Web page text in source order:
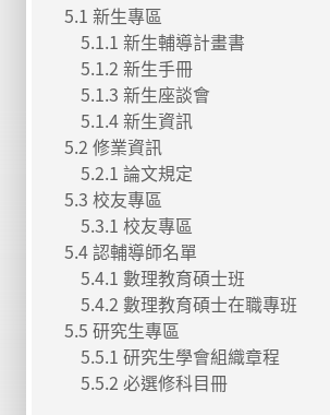
5.1 新生專區
5.1.1 新生輔導計畫書
5.1.2 新生手冊
5.1.3 新生座談會
5.1.4 新生資訊
5.2 修業資訊
5.2.1 論文規定
5.3 校友專區
5.3.1 校友專區
5.4 認輔導師名單
5.4.1 數理教育碩士班
5.4.2 數理教育碩士在職專班
5.5 研究生專區
5.5.1 研究生學會組織章程
5.5.2 必選修科目冊